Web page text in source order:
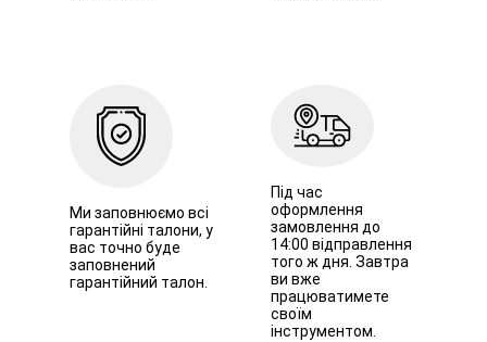
Ми заповнюємо всі
гарантійні талони, у
вас точно буде
заповнений
гарантійний талон.
Під час
оформлення
замовлення до
14:00 відправлення
того ж дня. Завтра
ви вже
працюватимете
своїм
інструментом.